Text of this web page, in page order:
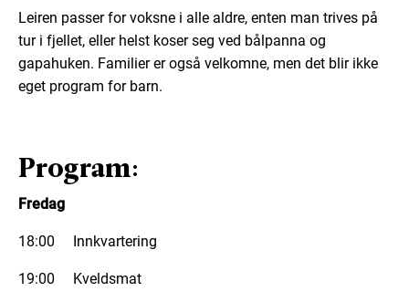
Leiren passer for voksne i alle aldre, enten man trives på
tur i fjellet, eller helst koser seg ved bålpanna og
gapahuken. Familier er også velkomne, men det blir ikke
eget program for barn.
Program:
Fredag
18:00 Innkvartering
19:00 Kveldsmat